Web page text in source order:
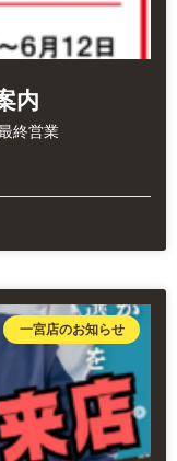
内
終営業
一宮店のお知らせ